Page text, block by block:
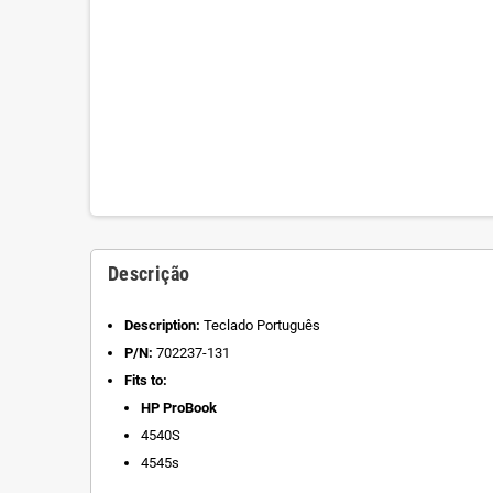
Descrição
Description: Teclado Português
P/N: 702237-131
Fits to:
HP ProBook
4540S
4545s